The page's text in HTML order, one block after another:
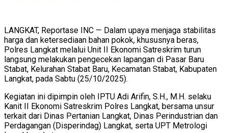
LANGKAT, Reportase INC — Dalam upaya menjaga stabilitas
harga dan ketersediaan bahan pokok, khususnya beras,
Polres Langkat melalui Unit II Ekonomi Satreskrim turun
langsung melakukan pengecekan lapangan di Pasar Baru
Stabat, Kelurahan Stabat Baru, Kecamatan Stabat, Kabupaten
Langkat, pada Sabtu (25/10/2025).
Kegiatan ini dipimpin oleh IPTU Adi Arifin, S.H., M.H. selaku
Kanit II Ekonomi Satreskrim Polres Langkat, bersama unsur
terkait dari Dinas Pertanian Langkat, Dinas Perindustrian dan
Perdagangan (Disperindag) Langkat, serta UPT Metrologi